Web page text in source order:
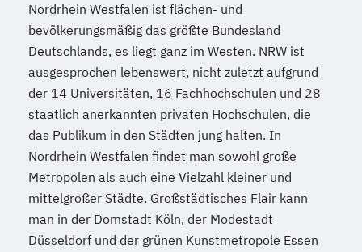
Nordrhein Westfalen ist flächen- und
bevölkerungsmäßig das größte Bundesland
Deutschlands, es liegt ganz im Westen. NRW ist
ausgesprochen lebenswert, nicht zuletzt aufgrund
der 14 Universitäten, 16 Fachhochschulen und 28
staatlich anerkannten privaten Hochschulen, die
das Publikum in den Städten jung halten. In
Nordrhein Westfalen findet man sowohl große
Metropolen als auch eine Vielzahl kleiner und
mittelgroßer Städte. Großstädtisches Flair kann
man in der Domstadt Köln, der Modestadt
Düsseldorf und der grünen Kunstmetropole Essen